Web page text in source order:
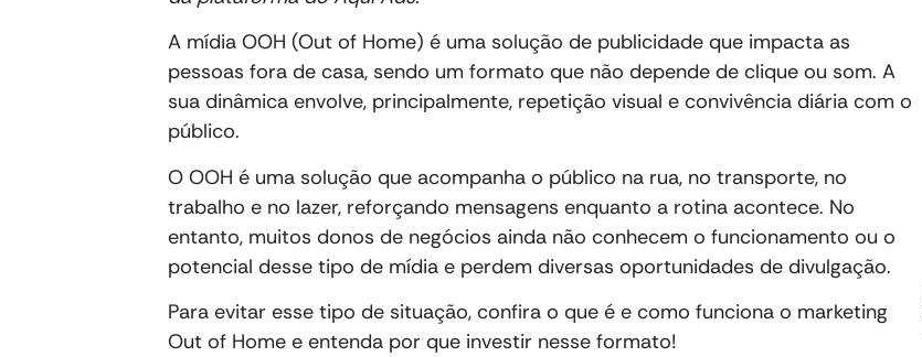
A mídia OOH (Out of Home) é uma solução de publicidade que impacta as
pessoas fora de casa, sendo um formato que não depende de clique ou som. A
sua dinâmica envolve, principalmente, repetição visual e convivência diária com o
público.
O OOH é uma solução que acompanha o público na rua, no transporte, no
trabalho e no lazer, reforçando mensagens enquanto a rotina acontece. No
entanto, muitos donos de negócios ainda não conhecem o funcionamento ou o
potencial desse tipo de mídia e perdem diversas oportunidades de divulgação.
Para evitar esse tipo de situação, confira o que é e como funciona o marketing
Out of Home e entenda por que investir nesse formato!